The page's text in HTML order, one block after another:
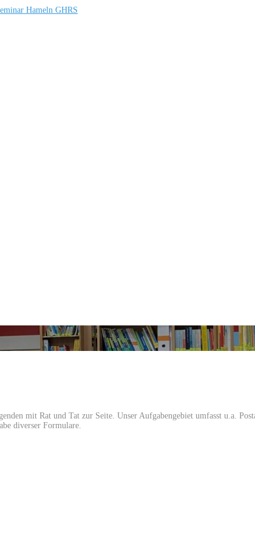
mit Rat und Tat zur Seite. Unser Aufgabengebiet umfasst u.a.
diverser Formulare.